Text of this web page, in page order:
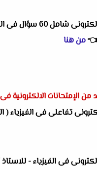
إمتحان الكترونى
👈من هنا
من الإمتحانات الالكترونية
تفاعلى فى الفيزياء (
فى الفيزياء -